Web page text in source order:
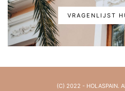
VRAGENLIJST
(C) 2022 - HOLASPAIN.